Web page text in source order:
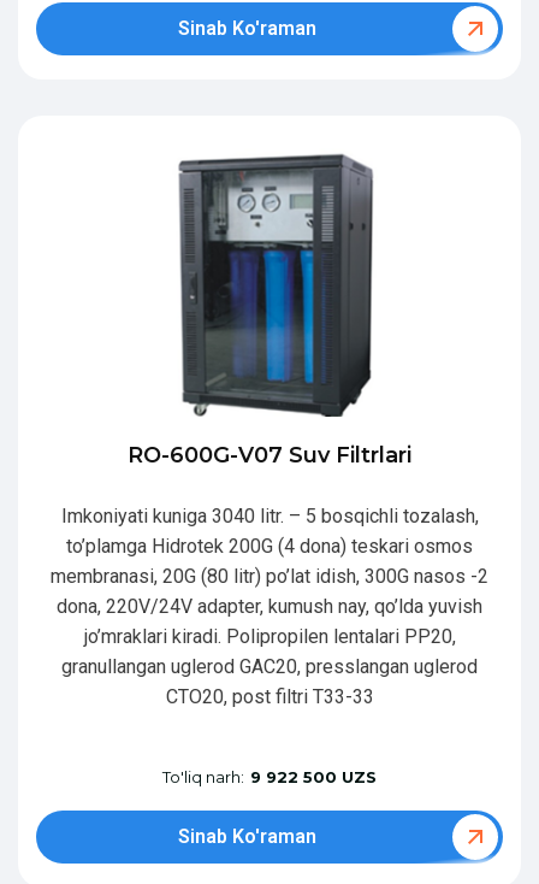
Sinab Ko'raman
RO-600G-V07 Suv Filtrlari
Imkoniyati kuniga 3040 litr. – 5 bosqichli tozalash,
to’plamga Hidrotek 200G (4 dona) teskari osmos
membranasi, 20G (80 litr) po’lat idish, 300G nasos -2
dona, 220V/24V adapter, kumush nay, qo’lda yuvish
jo’mraklari kiradi. Polipropilen lentalari PP20,
granullangan uglerod GAC20, presslangan uglerod
CTO20, post filtri T33-33
To'liq narh: 9 922 500 UZS
Sinab Ko'raman